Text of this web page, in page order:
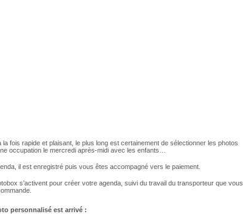
fois rapide et plaisant, le plus long est certainement de sélectionner les photos
occupation le mercredi après-midi avec les enfants…
il est enregistré puis vous êtes accompagné vers le paiement.
s’activent pour créer votre agenda, suivi du travail du transporteur que vous
personnalisé est arrivé :